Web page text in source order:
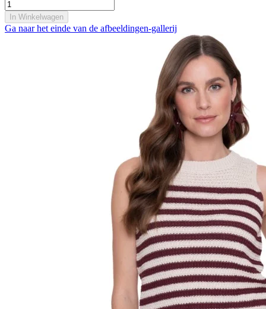
In Winkelwagen
Ga naar het einde van de afbeeldingen-gallerij